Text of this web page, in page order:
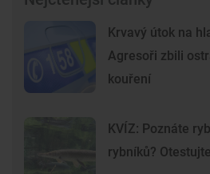
Krvavý útok na
Agresoři zbili
kouření
KVÍZ: Poznáte
rybníků?